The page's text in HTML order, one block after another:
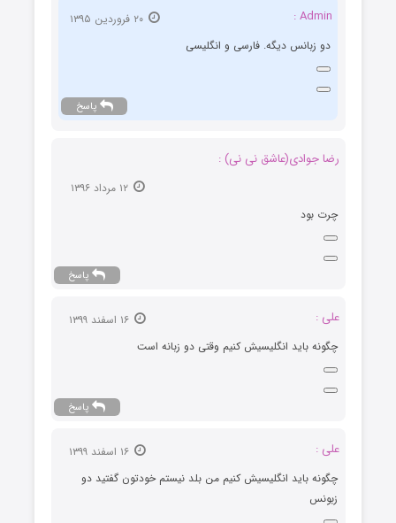
Admin :
۲۰ فروردین ۱۳۹۵
دو زبانس دیگه. فارسی و انگلیسی
پاسخ
رضا جوادی(عاشق نی نی) :
۱۲ مرداد ۱۳۹۶
چرت بود
پاسخ
علی :
چگونه باید انگلیسیش کنیم وقتی دو زبانه است
پاسخ
علی :
چگونه باید انگلیسیش کنیم من بلد نیستم خودتون گفتید دو
زبونس